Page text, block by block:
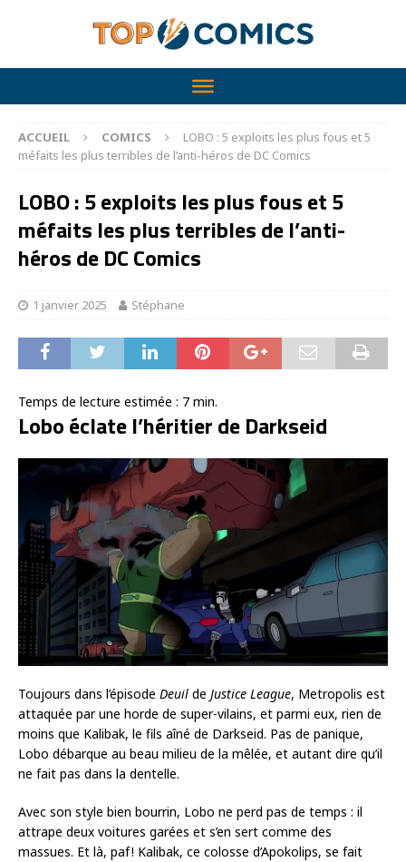
ACCUEIL COMICS
LOBO : 5 exploits les plus fous et 5
méfaits les plus terribles de l’anti-héros de DC Comics
LOBO : 5 exploits les plus fous et 5
méfaits les plus terribles de l’anti-
héros de DC Comics
1 janvier 2025 Stéphane
Temps de lecture estimée : 7 min.
Lobo éclate l’héritier de Darkseid
Toujours dans l’épisode Deuil de Justice League, Metropolis est
attaquée par une horde de super-vilains, et parmi eux, rien de
moins que Kalibak, le fils aîné de Darkseid. Pas de panique,
Lobo débarque au beau milieu de la mêlée, et autant dire qu’il
ne fait pas dans la dentelle.
Avec son style bien bourrin, Lobo ne perd pas de temps : il
attrape deux voitures garées et s’en sert comme des
massues. Et là, paf ! Kalibak, ce colosse d’Apokolips, se fait